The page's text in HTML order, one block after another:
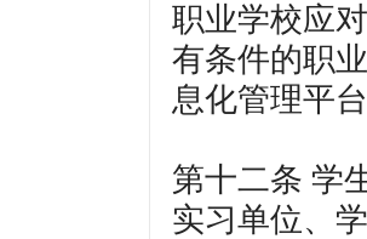
职业学校应
有条件的职
息化管理平
第十二条 学
实习单位、